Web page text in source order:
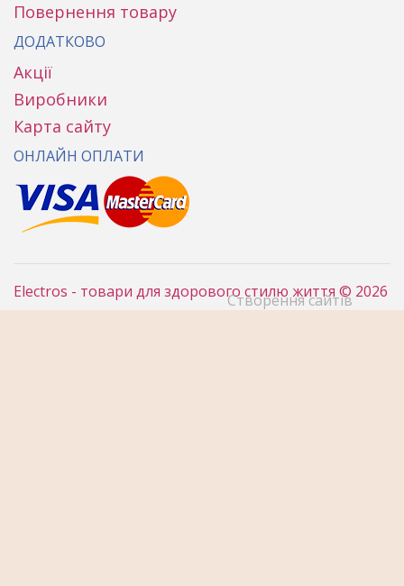
Повернення товару
ДОДАТКОВО
Акції
Виробники
Карта сайту
ОНЛАЙН ОПЛАТИ
Electros - товари для здорового стилю життя © 2026
Створення сайтів